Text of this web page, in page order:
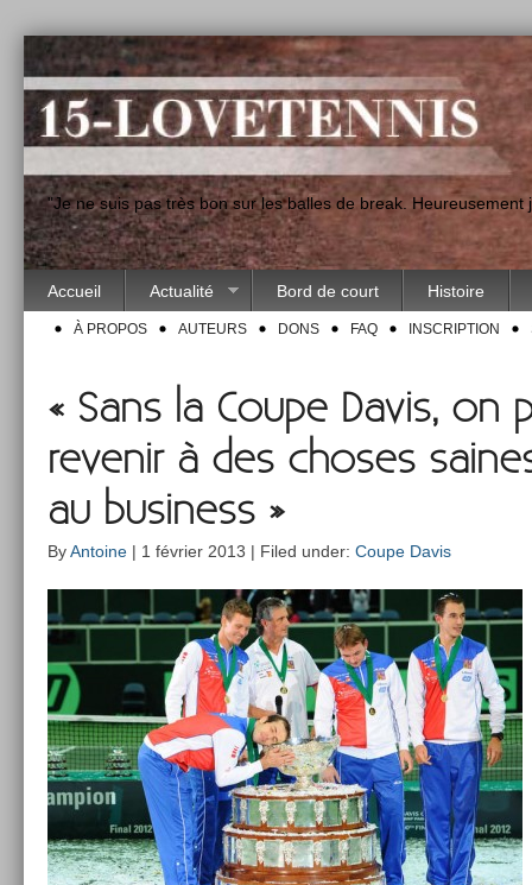
"Je ne suis pas très bon sur les balles de break.
Accueil Actualité Bord de court Histoire
À PROPOS AUTEURS DONS FAQ INSCRIPTION
« Sans la Coupe Davis, on
revenir à des choses
au business »
ByAntoine | 1 février 2013 | Filed under: Coupe Davis